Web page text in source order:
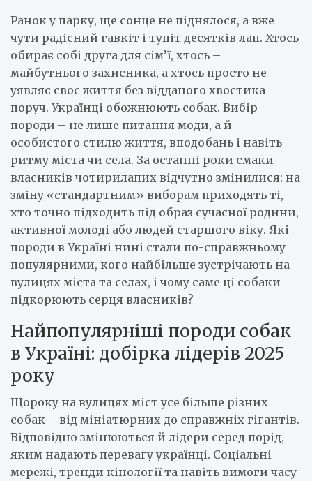
Ранок у парку, ще сонце не піднялося, а вже
чути радісний гавкіт і тупіт десятків лап. Хтось
обирає собі друга для сім’ї, хтось –
майбутнього захисника, а хтось просто не
уявляє своє життя без відданого хвостика
поруч. Українці обожнюють собак. Вибір
породи – не лише питання моди, а й
особистого стилю життя, вподобань і навіть
ритму міста чи села. За останні роки смаки
власників чотирилапих відчутно змінилися: на
зміну «стандартним» виборам приходять ті,
хто точно підходить під образ сучасної родини,
активної молоді або людей старшого віку. Які
породи в Україні нині стали по-справжньому
популярними, кого найбільше зустрічають на
вулицях міста та селах, і чому саме ці собаки
підкорюють серця власників?
Найпопулярніші породи собак
в Україні: добірка лідерів 2025
року
Щороку на вулицях міст усе більше різних
собак – від мініатюрних до справжніх гігантів.
Відповідно змінюються й лідери серед порід,
яким надають перевагу українці. Соціальні
мережі, тренди кінології та навіть вимоги часу